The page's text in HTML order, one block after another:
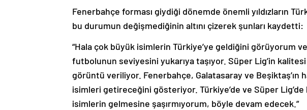
Fenerbahçe forması giydiği dönemde önemli yıldızların
bu durumun değişmediğinin altını çizerek şunları kaydetti:
“Hala çok büyük isimlerin Türkiye’ye geldiğini görüyorum
futbolunun seviyesini yukarıya taşıyor. Süper Lig’in kalitesi
görüntü veriliyor. Fenerbahçe, Galatasaray ve Beşiktaş’ın
isimleri getireceğini gösteriyor. Türkiye’de ve Süper
isimlerin gelmesine şaşırmıyorum, böyle devam edecek.”